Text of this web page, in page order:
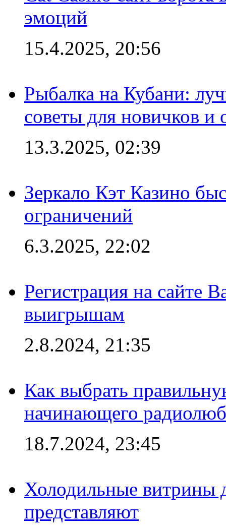
эмоций
15.4.2025, 20:56
Рыбалка на Кубани:
советы для новичков
13.3.2025, 02:39
Зеркало Кэт Казино
ограничений
6.3.2025, 22:02
Регистрация на сайте
выигрышам
2.8.2024, 21:35
Как выбрать
начинающего
18.7.2024, 23:45
Холодильные витрины
представляют